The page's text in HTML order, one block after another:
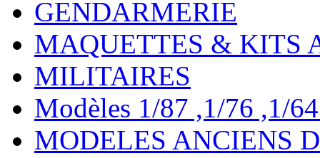
GENDARMERIE
MAQUETTES & KITS
MILITAIRES
Modèles 1/87 ,1/76 ,1/
MODELES ANCIENS